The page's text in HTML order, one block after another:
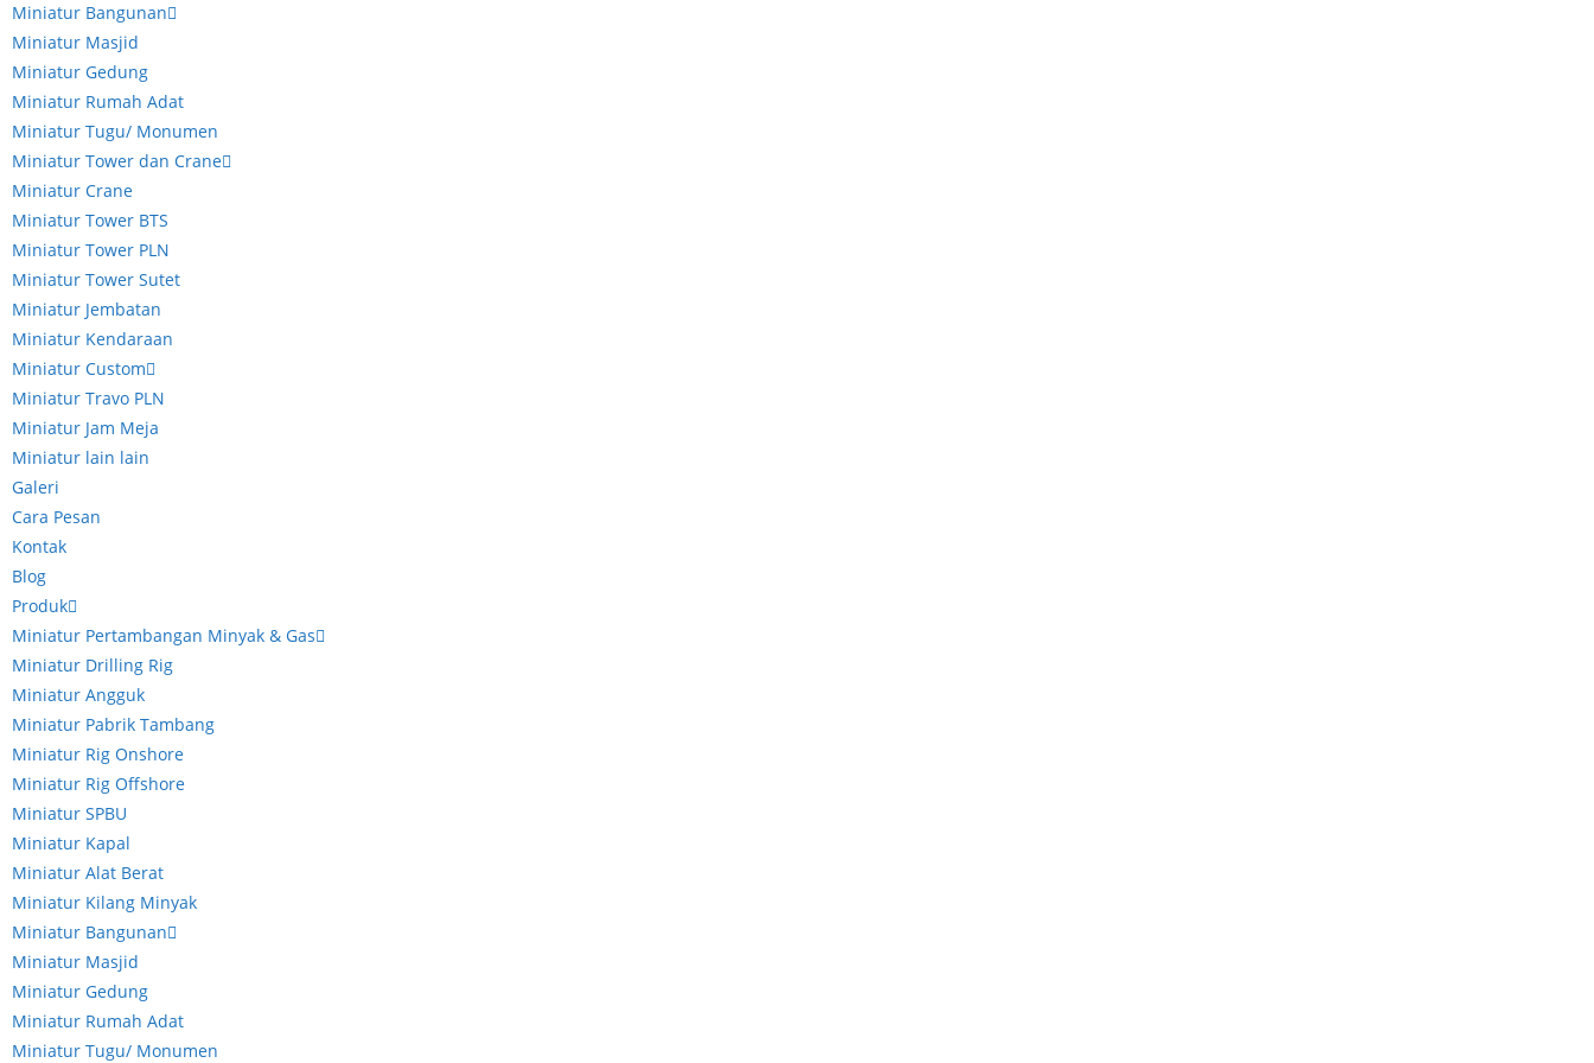
Miniatur Bangunan
Miniatur Masjid
Miniatur Gedung
Miniatur Rumah Adat
Miniatur Tugu/ Monumen
Miniatur Tower dan Crane
Miniatur Crane
Miniatur Tower BTS
Miniatur Tower PLN
Miniatur Tower Sutet
Miniatur Jembatan
Miniatur Kendaraan
Miniatur Custom
Miniatur Travo PLN
Miniatur Jam Meja
Miniatur lain lain
Galeri
Cara Pesan
Kontak
Blog
Produk
Miniatur Pertambangan Minyak & Gas
Miniatur Drilling Rig
Miniatur Angguk
Miniatur Pabrik Tambang
Miniatur Rig Onshore
Miniatur Rig Offshore
Miniatur SPBU
Miniatur Kapal
Miniatur Alat Berat
Miniatur Kilang Minyak
Miniatur Bangunan
Miniatur Masjid
Miniatur Gedung
Miniatur Rumah Adat
Miniatur Tugu/ Monumen